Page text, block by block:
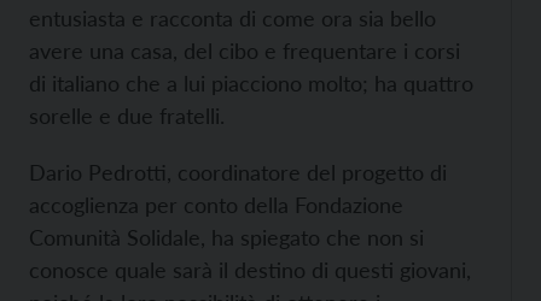
entusiasta e racconta di come ora sia bello
avere una casa, del cibo e frequentare i corsi
di italiano che a lui piacciono molto; ha quattro
sorelle e due fratelli.
Dario Pedrotti, coordinatore del progetto di
accoglienza per conto della Fondazione
Comunità Solidale, ha spiegato che non si
conosce quale sarà il destino di questi giovani,